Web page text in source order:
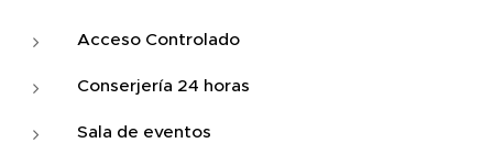
Acceso Controlado
Conserjería 24 horas
Sala de eventos